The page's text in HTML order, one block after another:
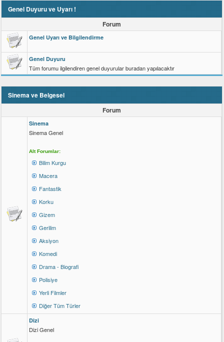
Genel Duyuru ve Uyarı !
Forum
Genel Uyarı ve Bilgilendirme
Genel Duyuru
Tüm forumu ilgilendiren genel duyurular buradan yapılacaktır
Sinema ve Belgesel
Forum
Sinema
Sinema Genel
Alt Forumlar:
Bilim Kurgu
Macera
Fantastik
Korku
Gizem
Gerilim
Aksiyon
Komedi
Drama - Biografi
Polisiye
Yerli Filmler
Diğer Tüm Türler
Dizi
Dizi Genel